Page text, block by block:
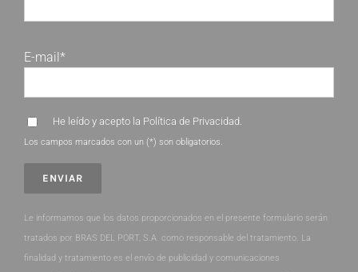
E-mail*
He leído y acepto la Política de Privacidad.
Los campos marcados con un (*) son obligatorios.
Le informamos que los datos proporcionados en el presente formulario serán
tratados por BRAS DEL PORT, S.A. como responsable del tratamiento. La
finalidad y tratamiento es el envío de publicidad y comunicaciones